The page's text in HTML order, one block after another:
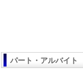
パート・アルバイト